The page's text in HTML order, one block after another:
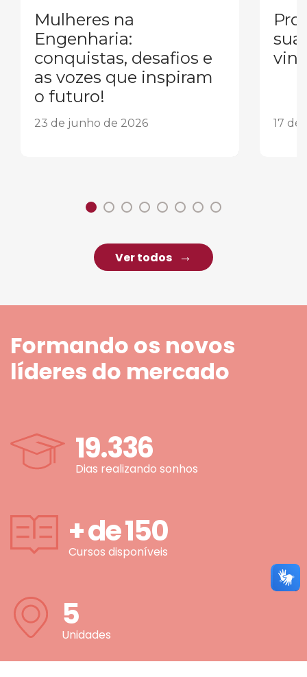
Mulheres na
Engenharia:
conquistas, desafios e
as vozes que inspiram
o futuro!
23 de junho de 2026
sua
17 de
Ver todos
Formando os novos
líderes do mercado
19.336
Dias realizando sonhos
+ de150
Cursos disponíveis
5
Unidades